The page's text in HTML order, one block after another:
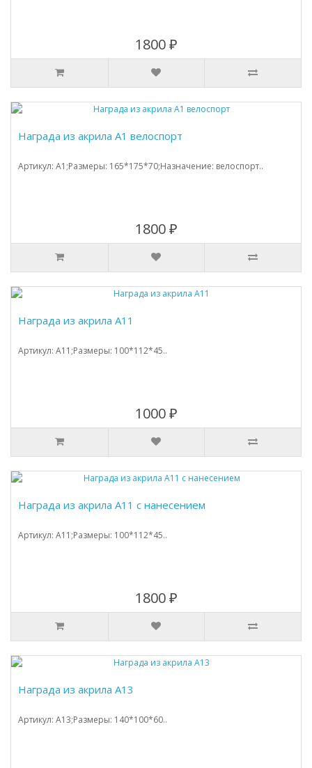
1800 ₽
Награда из акрила А1 велоспорт
Артикул: A1;Размеры: 165*175*70;Назначение: велоспорт..
1800 ₽
Награда из акрила А11
Артикул: A11;Размеры: 100*112*45..
1000 ₽
Награда из акрила А11 с нанесением
Артикул: A11;Размеры: 100*112*45..
1800 ₽
Награда из акрила А13
Артикул: A13;Размеры: 140*100*60..